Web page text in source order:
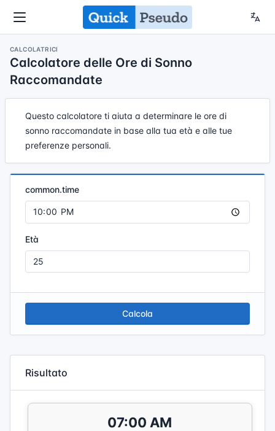
CALCOLATRICI
Calcolatore delle Ore di Sonno
Raccomandate
Questo calcolatore ti aiuta a determinare le ore di
sonno raccomandate in base alla tua età e alle tue
preferenze personali.
common.time
Età
Calcola
Risultato
07:00 AM